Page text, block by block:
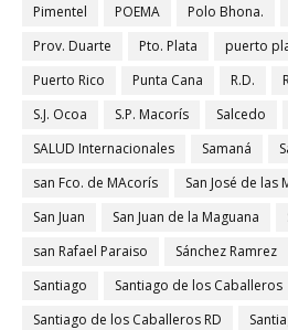
Pimentel
POEMA Polo Bhona.
Prov. Duarte
Pto. Plata puerto
Puerto Rico
Punta Cana R.D.
S.J. Ocoa
S.P. Macorís Salcedo
SALUD Internacionales
Samaná
san Fco. de MAcorís
San José de las
San Juan
San Juan de la Maguana
san Rafael Paraiso
Sánchez Ramrez
Santiago
Santiago de los Caballeros
Santiago de los Caballeros RD